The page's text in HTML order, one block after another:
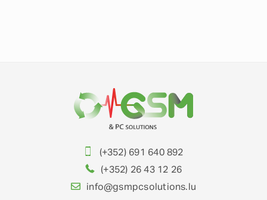
(+352) 691 640 892
(+352) 26 43 12 26
info@gsmpcsolutions.lu